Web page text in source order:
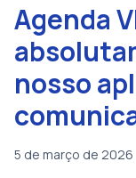
Agenda
nosso
5 de março de 2026